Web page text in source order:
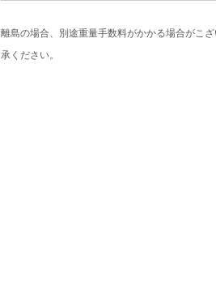
離島の場合、別途重量手数料がかかる場合がこ
承ください。